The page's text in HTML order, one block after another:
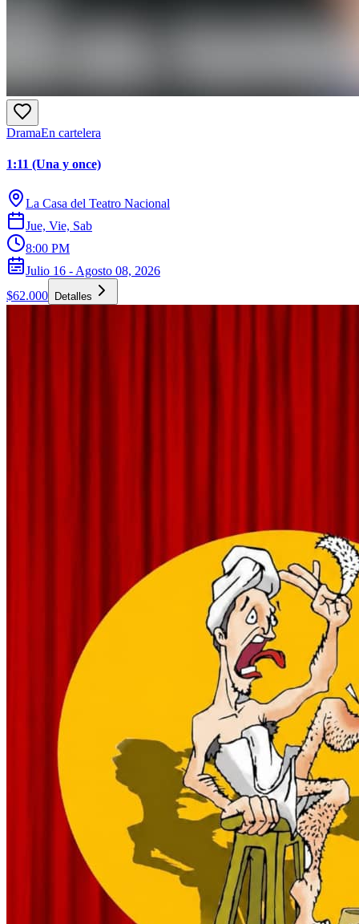
DramaEn cartelera
1:11 (Una y once)
La Casa del Teatro Nacional
Jue, Vie, Sab
8:00 PM
Julio 16 - Agosto 08, 2026
$62.000
Detalles